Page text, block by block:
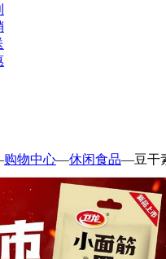
购物中心—休闲食品—豆干